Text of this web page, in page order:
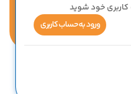
کاربری خود شوید
ورود به حساب کاربری